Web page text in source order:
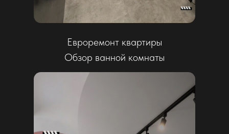
создаем пространство, в котором удобно
компромиссов.»